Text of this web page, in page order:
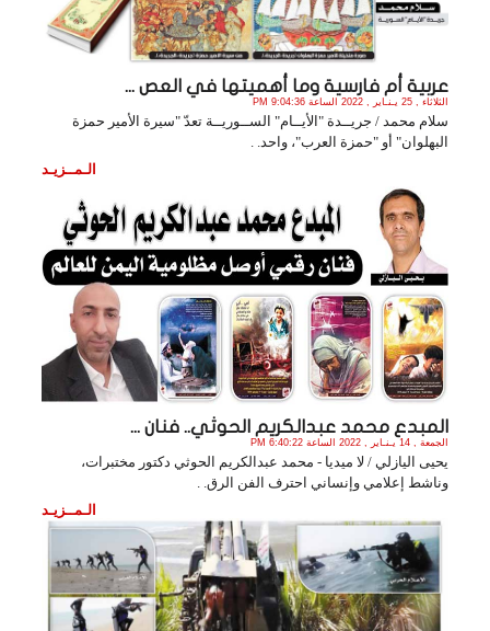
عربية أم فارسية وما أهميتها في العص ...
الثلاثاء , 25 يـنـاير , 2022 الساعة 9:04:36 PM
سلام محمد / جريــدة "الأيــام" الســوريــة تعدّ "سيرة الأمير حمزة
البهلوان" أو "حمزة العرب"، واحد. .
الـمــزيـد
المبدع محمد عبدالكريم الحوثي.. فنان ...
الجمعة , 14 يـنـاير , 2022 الساعة 6:40:22 PM
يحيى اليازلي / لا ميديا - محمد عبدالكريم الحوثي دكتور مختبرات،
وناشط إعلامي وإنساني احترف الفن الرق. .
الـمــزيـد